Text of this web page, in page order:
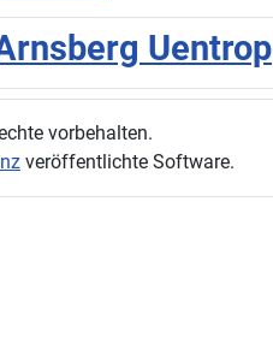
Uentrop
vorbehalten.
veröffentlichte Software.